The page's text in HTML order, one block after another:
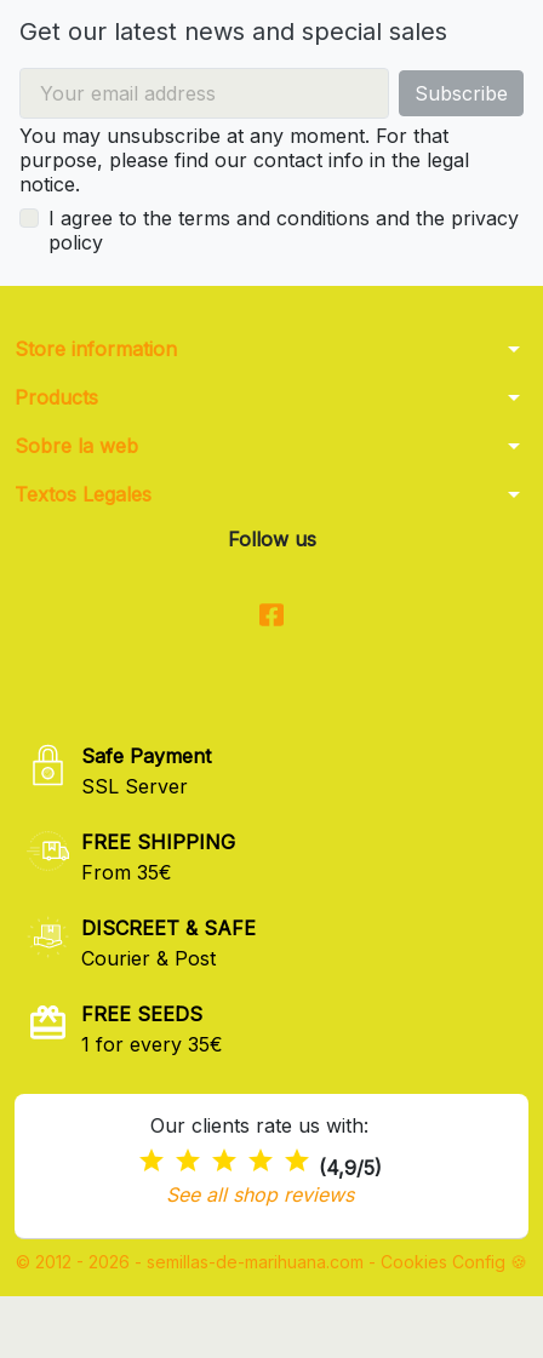
Get our latest news and special sales
You may unsubscribe at any moment. For that
purpose, please find our contact info in the legal
notice.
I agree to the terms and conditions and the privacy
policy
Store information arrow_drop_down
Products arrow_drop_down
Sobre la web arrow_drop_down
Textos Legales arrow_drop_down
Follow us
Safe Payment
SSL Server
FREE SHIPPING
From 35€
DISCREET & SAFE
Courier & Post
FREE SEEDS
1 for every 35€
Our clients rate us with:
(4,9/5)
See all shop reviews
© 2012 - 2026 - semillas-de-marihuana.com - Cookies Config 🍪